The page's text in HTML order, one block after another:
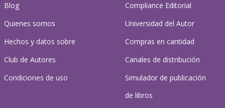
Blog
Quienes somos
Hechos y datos sobre
Club de Autores
Condiciones de uso
Compliance Editorial
Universidad del Autor
Compras en cantidad
Canales de distribución
Simulador de publicación
de libros